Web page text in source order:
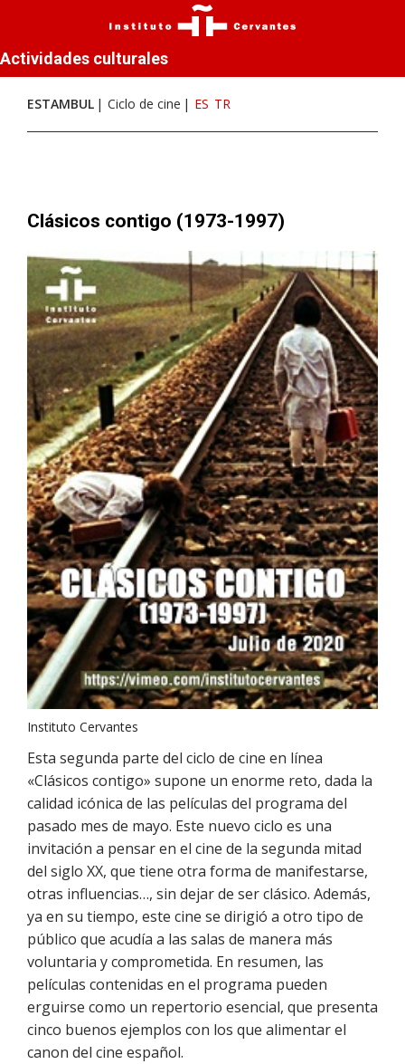
Actividades culturales
ESTAMBUL Ciclo de cine ES TR
Clásicos contigo (1973-1997)
Instituto Cervantes
Esta segunda parte del ciclo de cine en línea
«Clásicos contigo» supone un enorme reto, dada la
calidad icónica de las películas del programa del
pasado mes de mayo. Este nuevo ciclo es una
invitación a pensar en el cine de la segunda mitad
del siglo XX, que tiene otra forma de manifestarse,
otras influencias…, sin dejar de ser clásico. Además,
ya en su tiempo, este cine se dirigió a otro tipo de
público que acudía a las salas de manera más
voluntaria y comprometida. En resumen, las
películas contenidas en el programa pueden
erguirse como un repertorio esencial, que presenta
cinco buenos ejemplos con los que alimentar el
canon del cine español.